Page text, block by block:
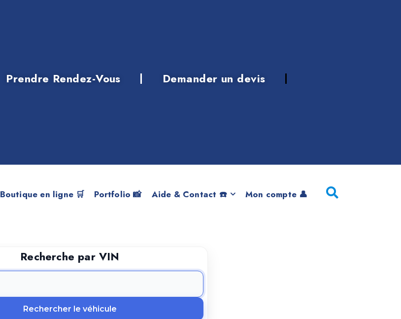
Prendre Rendez-Vous Demander un devis
Boutique en ligne 🛒 Portfolio 📸 Aide & Contact ☎️ Mon compte 👤
Recherche par VIN
Rechercher le véhicule